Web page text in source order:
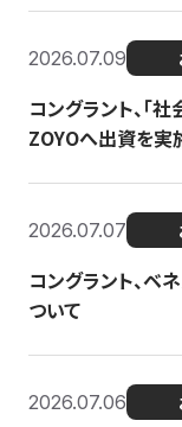
2026.07.09
コングラント、「
ZOYOへ出資を実
2026.07.07
コングラント、ベ
ついて
2026.07.06